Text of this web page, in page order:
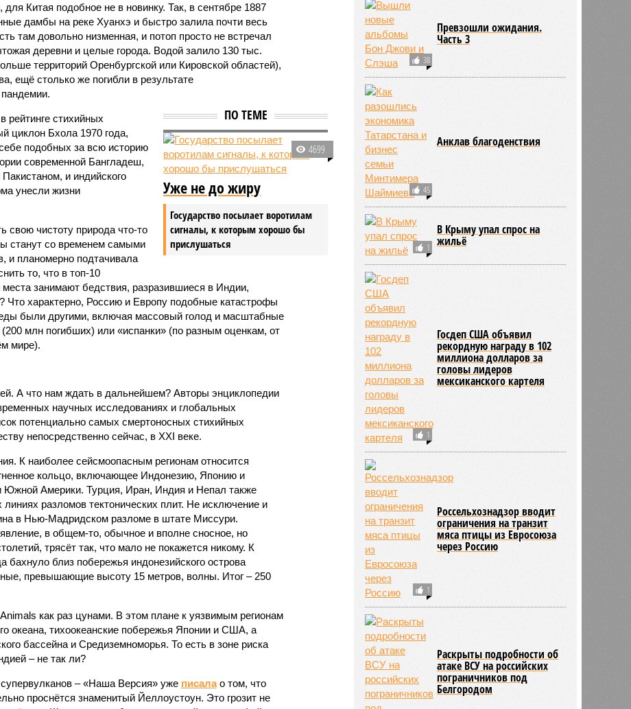
Китая подобное не в новинку. Так, в сентябре 1887
дамбы на реке Хуанхэ и быстро залила почти весь
там довольно низменная, и потоп просто не встречал
деревни и целые города. Водой залило 130 тыс.
территорий Оренбургской или Кировской областей),
ещё столько же погибли в результате
ПО ТЕМЕ
4699
Уже не до жиру
Государство посылает воротилам
сигналы, к которым хорошо бы
прислушаться
рейтинге стихийных
циклон Бхола 1970 года,
подобных за всю историю
современной Бангладеш,
и индийского
унесли жизни
свою чистоту природа что-то
станут со временем самыми
и планомерно подтачивала
то, что в топ-10
занимают бедствия, разразившиеся в Индии,
Что характерно, Россию и Европу подобные катастрофы
были другими, включая массовый голод и масштабные
млн погибших) или «испанки» (по разным оценкам, от
мире).
А что нам ждать в дальнейшем? Авторы энциклопедии
научных исследованиях и глобальных
потенциально самых смертоносных стихийных
непосредственно сейчас, в XXI веке.
К наиболее сейсмоопасным регионам относится
кольцо, включающее Индонезию, Японию и
Южной Америки. Турция, Иран, Индия и Непал также
разломов тектонических плит. Не исключение и
в Нью-Мадридском разломе в штате Миссури.
в общем-то, обычное и вполне сносное, но
трясёт так, что мало не покажется никому. К
бахнуло близ побережья индонезийского острова
превышающие высоту 15 метров, волны. Итог – 250
как раз цунами. В этом плане к уязвимым регионам
океана, тихо­океанские побережья Японии и США, а
бассейна и Средиземноморья. То есть в зоне риска
– не так ли?
– «Наша Версия» уже писалао том, что
проснётся знаменитый Йеллоустоун. Это грозит не
38
Превзошли ожидания.
Часть 3
45
Анклав благоденствия
1
В Крыму упал спрос на
жильё
1
Госдеп США объявил
рекордную награду в 102
миллиона долларов за
головы лидеров
мексиканского картеля
1
Россельхознадзор вводит
ограничения на транзит
мяса птицы из Евросоюза
через Россию
Раскрыты подробности об
атаке ВСУ на российских
пограничников под
Белгородом